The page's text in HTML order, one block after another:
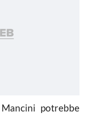
potrebbe